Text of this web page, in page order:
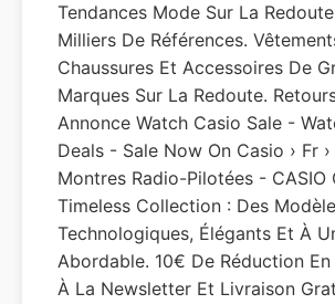
Tendances Mode Sur La
Milliers De Références.
Chaussures Et Accessoires De
Marques Sur La Redoute.
Annonce Watch Casio Sale -
Deals - Sale Now On Casio › Fr
Montres Radio-Pilotées - CASIO
Timeless Collection : Des
Technologiques, Élégants Et À
Abordable. 10€ De Réduction
À La Newsletter Et Livraison